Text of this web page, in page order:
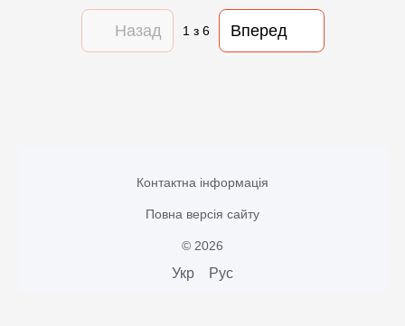
Назад 1 з 6 Вперед
Контактна інформація
Повна версія сайту
© 2026
Укр Рус